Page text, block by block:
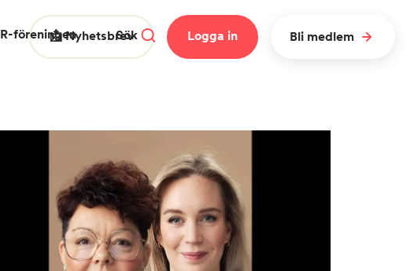
📩 Nyhetsbrev Logga in Bli medlem
föreningen Sök Stäng meny
Rensa